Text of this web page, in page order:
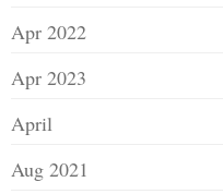
Apr 2022
Apr 2023
April
Aug 2021